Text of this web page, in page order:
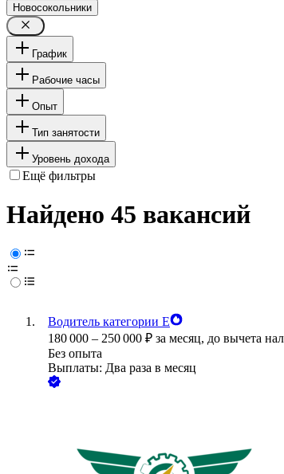
Новосокольники
График
Рабочие часы
Опыт
Тип занятости
Уровень дохода
Ещё фильтры
Найдено 45 вакансий
Водитель категории Е
180 000 – 250 000 ₽ за месяц, до вычета
Без опыта
Выплаты: Два раза в месяц